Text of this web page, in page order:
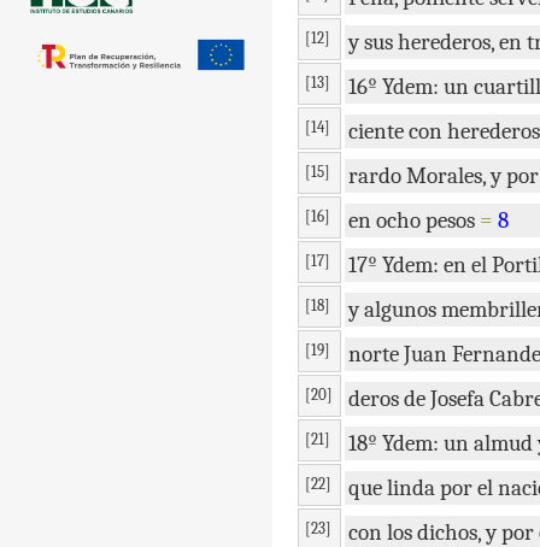
[12] ysusherederos,en
[13] 16º Ydem: un
[14] cientecon herederos
[15] rardoMorales,ypor
[16] en ochopesos = 8
[17] 17º Ydem: en el
[18] yalgunos
[19] norteJuan
[20] derosdeJosefa
[21] 18º Ydem: un almud
[22] quelindaporel
[23] con losdichos,ypor